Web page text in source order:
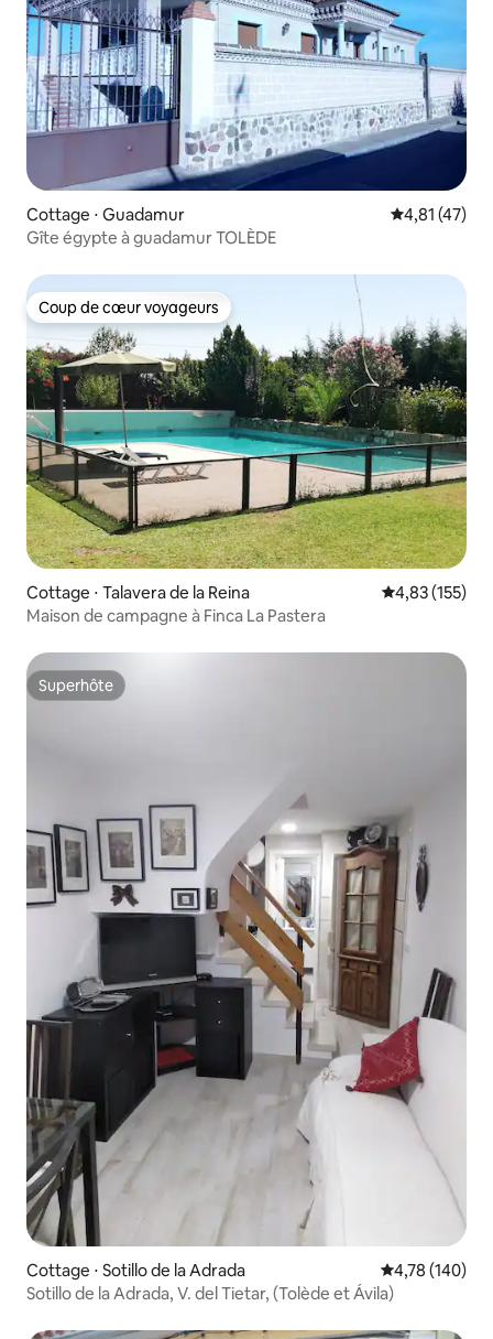
Cottage ⋅ Guadamur Évaluation
4,81 (47)
Gîte égypte à guadamur TOLÈDE
Coup de cœur voyageurs
Coup de cœur voyageurs
Cottage ⋅ Talavera de la Reina Évaluation
4,83 (155)
Maison de campagne à Finca La Pastera
Superhôte
Superhôte
Cottage ⋅ Sotillo de la Adrada Évaluation
4,78 (140)
Sotillo de la Adrada, V. del Tietar, (Tolède et Ávila)